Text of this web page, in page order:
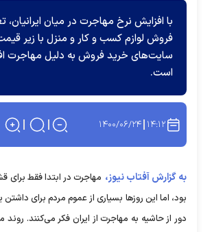
با افزایش نرخ مهاجرت در میان ایرانیان،
فروش لوازم کسب و کار و منزل با زیر
سایت‌های خرید فروش به دلیل مهاجرت
است.
۱۴:۱۲ ۱۴۰۰/۰۶/۲۴
به گزارش آفتاب نیوز، مهاجرت در ابتدا فقط برای
بود، اما این روز‌ها بسیاری از عموم مردم برای
دور از حاشیه به مهاجرت از ایران فکر می‌کنند. روند